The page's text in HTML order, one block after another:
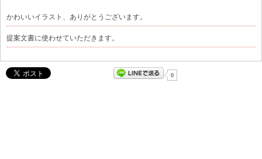
かわいいイラスト、ありがとうございます。
提案文書に使わせていただきます。
0